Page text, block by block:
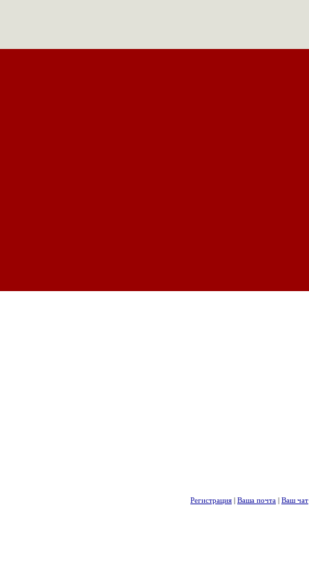
Регистрация | Ваша почта | Ваш чат